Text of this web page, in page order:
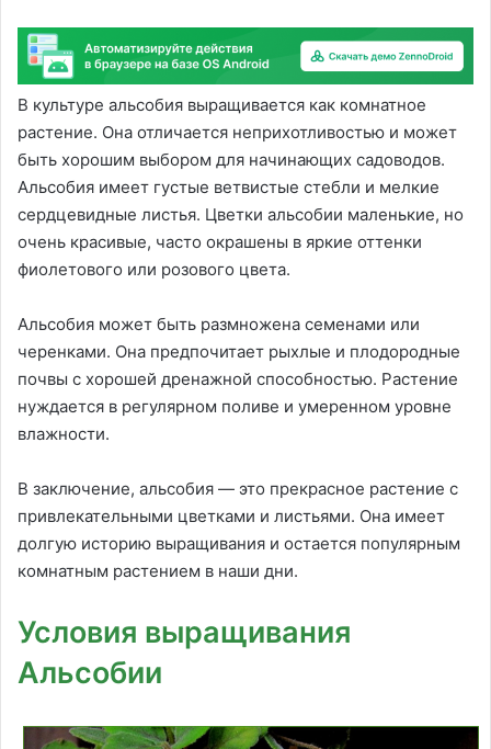
В культуре альсобия выращивается как комнатное
растение. Она отличается неприхотливостью и может
быть хорошим выбором для начинающих садоводов.
Альсобия имеет густые ветвистые стебли и мелкие
сердцевидные листья. Цветки альсобии маленькие, но
очень красивые, часто окрашены в яркие оттенки
фиолетового или розового цвета.
Альсобия может быть размножена семенами или
черенками. Она предпочитает рыхлые и плодородные
почвы с хорошей дренажной способностью. Растение
нуждается в регулярном поливе и умеренном уровне
влажности.
В заключение, альсобия — это прекрасное растение с
привлекательными цветками и листьями. Она имеет
долгую историю выращивания и остается популярным
комнатным растением в наши дни.
Условия выращивания
Альсобии